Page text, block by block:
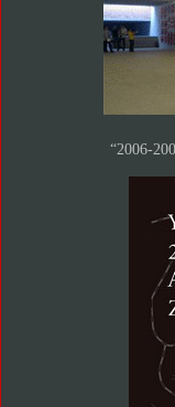
“2006-